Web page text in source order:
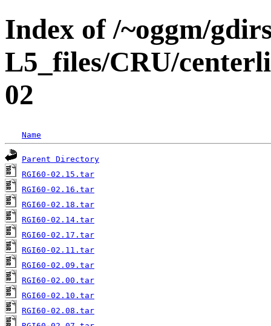
Index of /~oggm/
L5_files/CRU/
02
Name
Parent Directory
RGI60-02.15.tar
RGI60-02.16.tar
RGI60-02.18.tar
RGI60-02.14.tar
RGI60-02.17.tar
RGI60-02.11.tar
RGI60-02.09.tar
RGI60-02.00.tar
RGI60-02.10.tar
RGI60-02.08.tar